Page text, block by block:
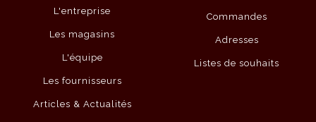
L'entreprise
Les magasins
L'équipe
Les fournisseurs
Articles & Actualités
Commandes
Adresses
Listes de souhaits